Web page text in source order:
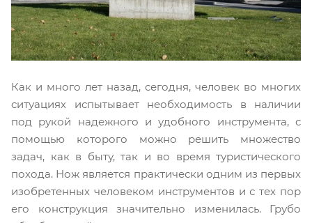
Как и много лет назад, сегодня, человек во многих
ситуациях испытывает необходимость в наличии
под рукой надежного и удобного инструмента, с
помощью которого можно решить множество
задач, как в быту, так и во время туристического
похода. Нож является практически одним из первых
изобретенных человеком инструментов и с тех пор
его конструкция значительно изменилась. Грубо